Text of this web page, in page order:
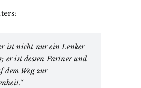
ist nicht nur ein Lenker
er ist dessen Partner und
dem Weg zur